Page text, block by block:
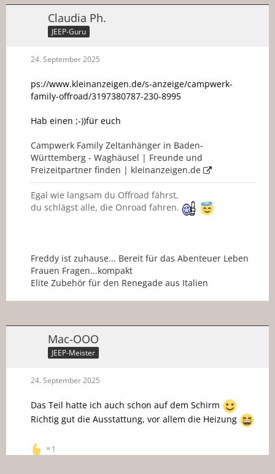
Claudia Ph.
JEEP-Guru
24. September 2025
ps://www.kleinanzeigen.de/s-anzeige/campwerk-
family-offroad/3197380787-230-8995
Hab einen ;-))für euch
Campwerk Family Zeltanhänger in Baden-
Württemberg - Waghäusel | Freunde und
Freizeitpartner finden | kleinanzeigen.de
Egal wie langsam du Offroad fährst,
du schlägst alle, die Onroad fahren.
Freddy ist zuhause... Bereit für das Abenteuer Leben
Frauen Fragen...kompakt
Elite Zubehör für den Renegade aus Italien
Mac-OOO
JEEP-Meister
24. September 2025
Das Teil hatte ich auch schon auf dem Schirm
Richtig gut die Ausstattung, vor allem die Heizung
1